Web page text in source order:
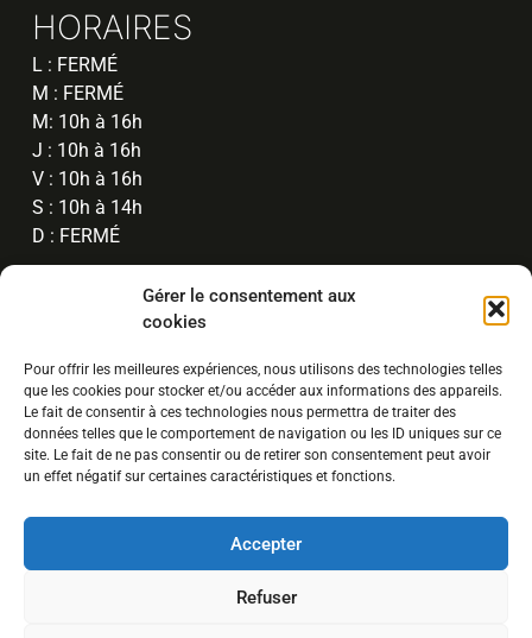
Gérer le consentement aux
cookies
Pour offrir les meilleures expériences, nous utilisons des technologies telles
que les cookies pour stocker et/ou accéder aux informations des appareils.
Le fait de consentir à ces technologies nous permettra de traiter des
données telles que le comportement de navigation ou les ID uniques sur ce
site. Le fait de ne pas consentir ou de retirer son consentement peut avoir
un effet négatif sur certaines caractéristiques et fonctions.
Accepter
Refuser
HORAIRES
L : FERMÉ
M : FERMÉ
M: 10h à 16h
J : 10h à 16h
V : 10h à 16h
S : 10h à 14h
D : FERMÉ
17 Saint-Patrick, Shannon G3S1G9, QC
info@lemaraichermoderne.com
(581) 998-4988